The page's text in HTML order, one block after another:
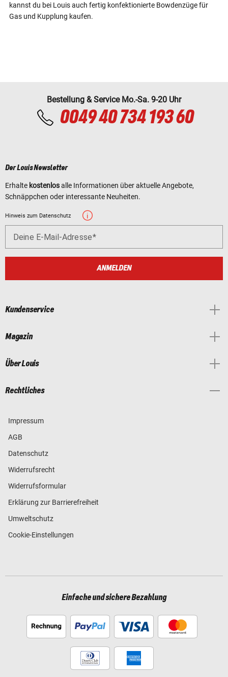
kannst du bei Louis auch fertig konfektionierte Bowdenzüge für
Gas und Kupplung kaufen.
Bestellung & Service Mo.-Sa. 9-20 Uhr
0049 40 734 193 60
Der Louis Newsletter
Erhalte kostenlosalle Informationen über aktuelle Angebote,
Schnäppchen oder interessante Neuheiten.
Hinweis zum Datenschutz
Deine E-Mail-Adresse
ANMELDEN
Kundenservice
Magazin
Über Louis
Rechtliches
Impressum
AGB
Datenschutz
Widerrufsrecht
Widerrufsformular
Erklärung zur Barrierefreiheit
Umweltschutz
Cookie-Einstellungen
Einfache und sichere Bezahlung